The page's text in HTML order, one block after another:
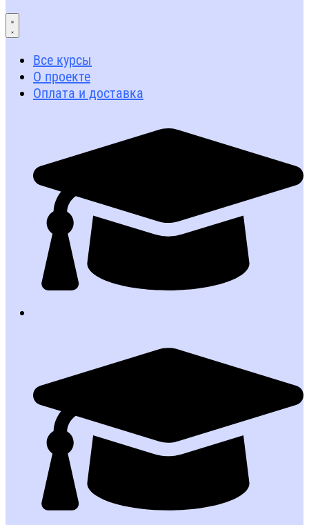
Все курсы
О проекте
Оплата и доставка